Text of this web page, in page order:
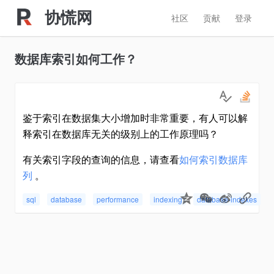
协慌网 登录
贡献
社区
数据库索引如何工作？
鉴于索引在数据集大小增加时非常重要，有人可以解
释索引在数据库无关的级别上的工作原理吗？
有关索引字段的查询的信息，请查看如何索引数据库
列 。
sql database performance indexing database-indexes